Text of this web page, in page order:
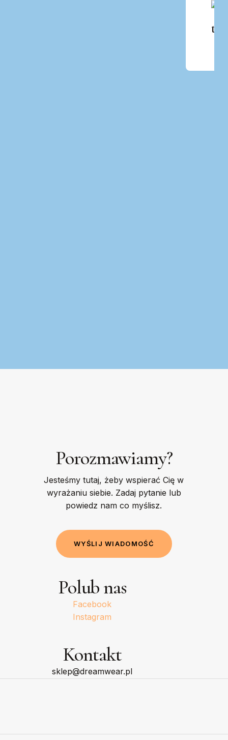
Porozmawiamy?
Jesteśmy tutaj, żeby wspierać Cię w
wyrażaniu siebie. Zadaj pytanie lub
powiedz nam co myślisz.
WYŚLI J WIADOMOŚĆ
Polub nas
Facebook
Instagram
Kontakt
sklep@dreamwear.pl